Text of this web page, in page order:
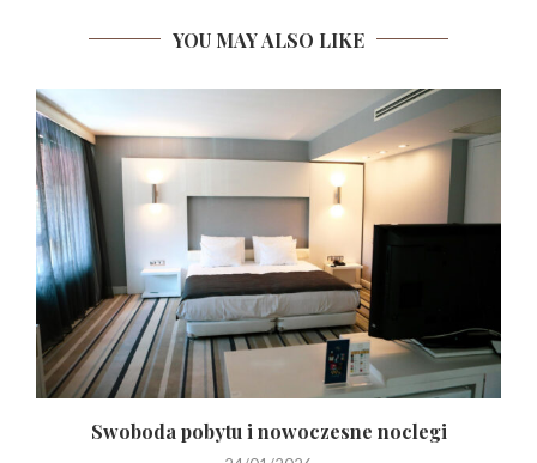
YOU MAY ALSO LIKE
Swoboda pobytu i nowoczesne noclegi